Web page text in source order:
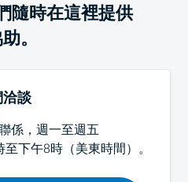
隨時在這裡提供
。
談
係，週一至週五
下午8時（美東時間） 。